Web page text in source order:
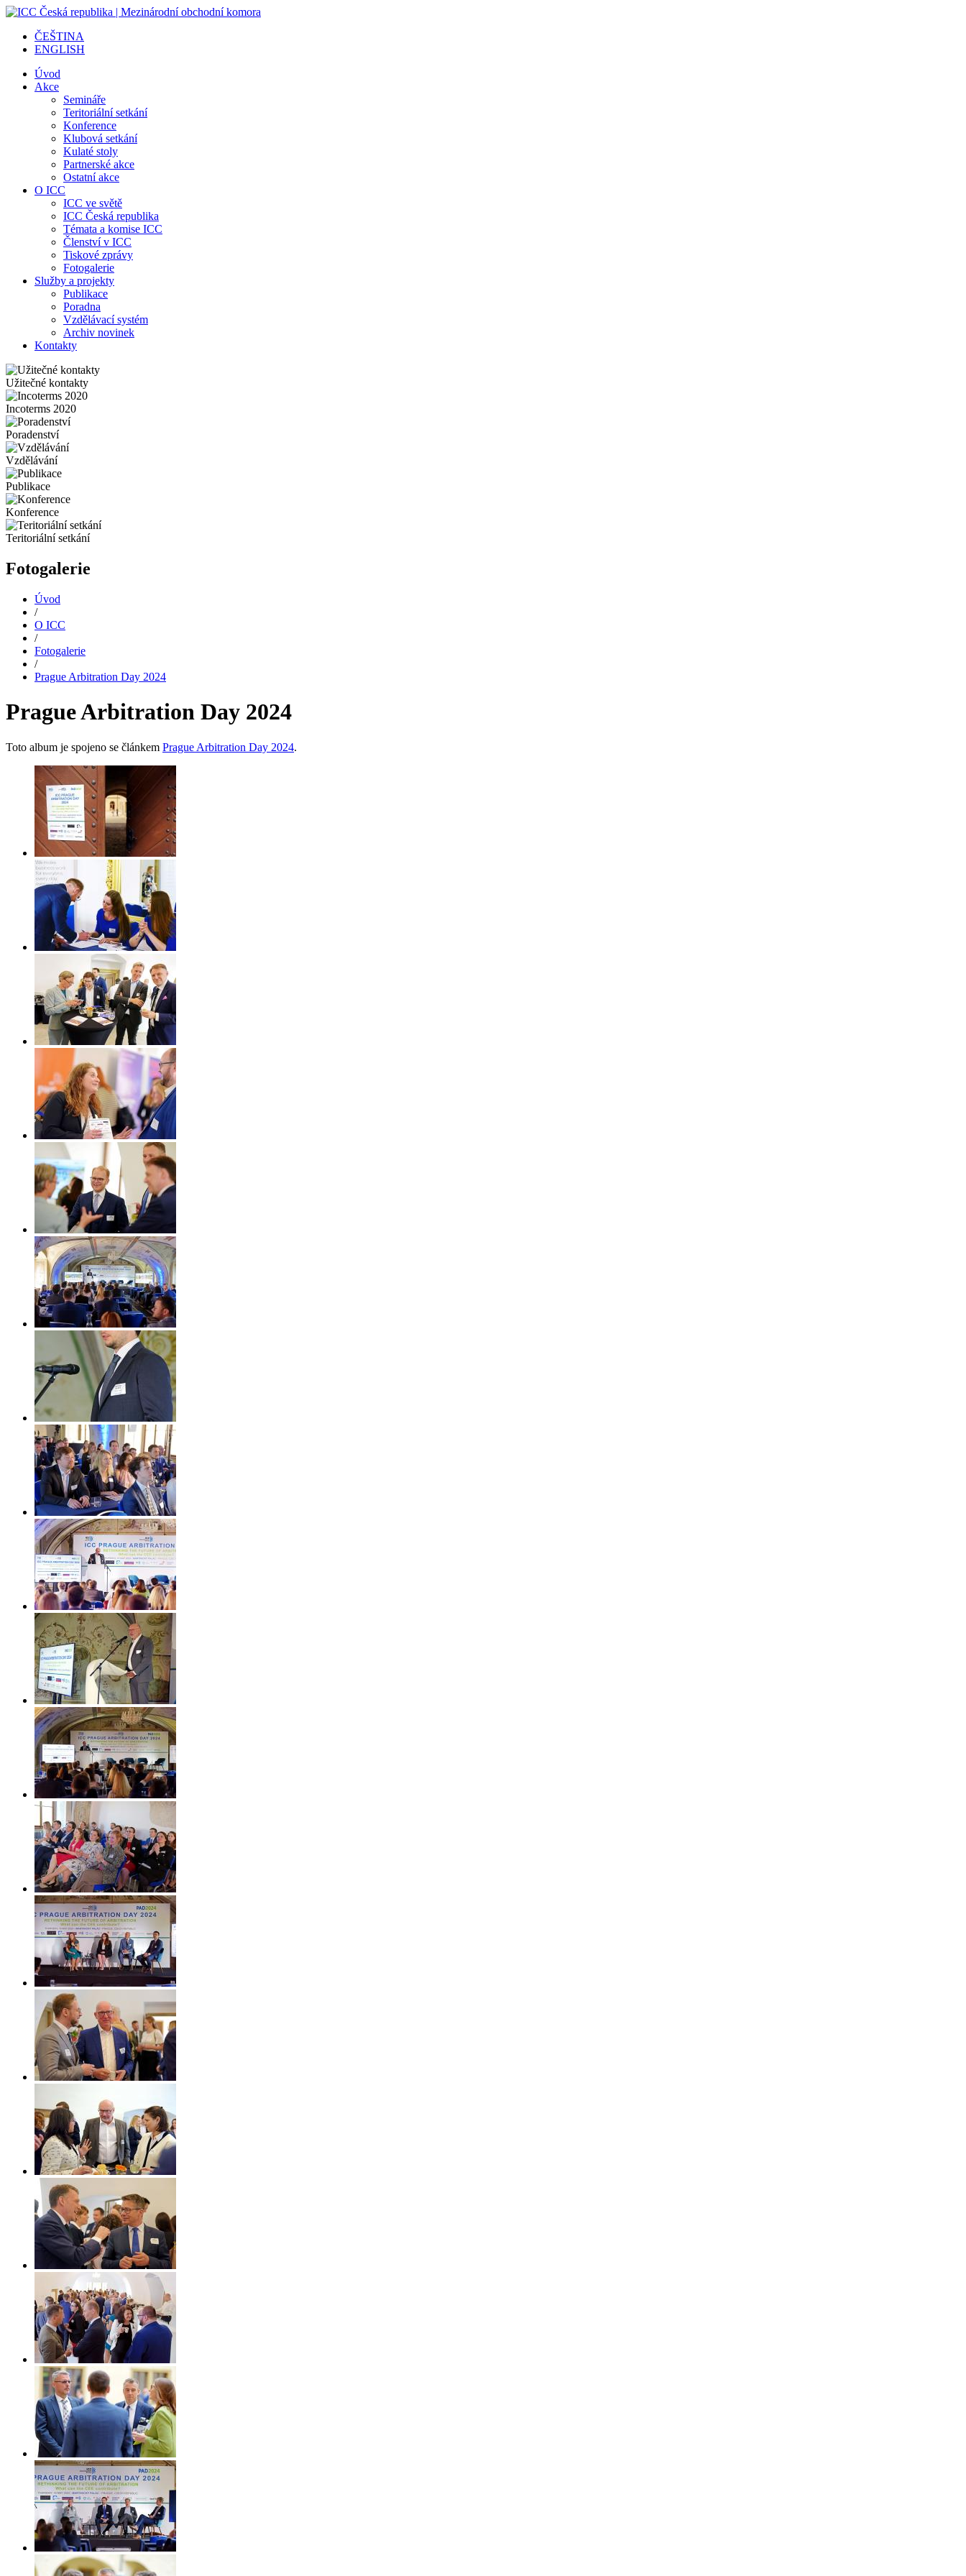
ČEŠTINA
ENGLISH
Úvod
Akce
Semináře
Teritoriální setkání
Konference
Klubová setkání
Kulaté stoly
Partnerské akce
Ostatní akce
O ICC
ICC ve světě
ICC Česká republika
Témata a komise ICC
Členství v ICC
Tiskové zprávy
Fotogalerie
Služby a projekty
Publikace
Poradna
Vzdělávací systém
Archiv novinek
Kontakty
Užitečné kontakty
Incoterms 2020
Poradenství
Vzdělávání
Publikace
Konference
Teritoriální setkání
Fotogalerie
Úvod
/
O ICC
/
Fotogalerie
/
Prague Arbitration Day 2024
Prague Arbitration Day 2024
Toto album je spojeno se článkem Prague Arbitration Day 2024.